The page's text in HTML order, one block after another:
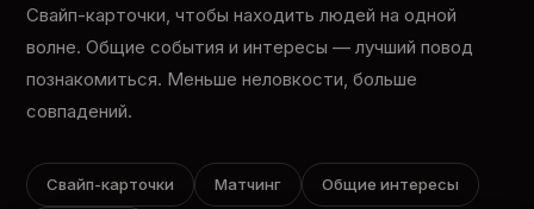
Свайп-карточки, чтобы находить людей на одной
волне. Общие события и интересы — лучший повод
познакомиться. Меньше неловкости, больше
совпадений.
Свайп-карточки Матчинг Общие интересы